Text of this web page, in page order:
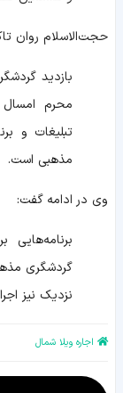
حجت‌الاسلام روان
بازدید
تبلیغات و
مذهبی است.
وی در ادامه گفت:
گردشگری
نزدیک نیز
اجاره ویلا شمال